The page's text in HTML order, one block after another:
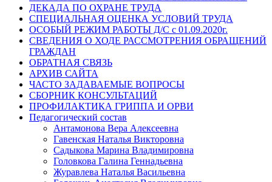
ДЕКАДА ПО ОХРАНЕ ТРУДА
СПЕЦИАЛЬНАЯ ОЦЕНКА УСЛОВИЙ ТРУДА
ОСОБЫЙ РЕЖИМ РАБОТЫ Д/С с 01.09.2020г.
СВЕДЕНИЯ О ХОДЕ РАССМОТРЕНИЯ ОБРАЩЕНИЙ
ГРАЖДАН
ОБРАТНАЯ СВЯЗЬ
АРХИВ САЙТА
ЧАСТО ЗАДАВАЕМЫЕ ВОПРОСЫ
СБОРНИК КОНСУЛЬТАЦИЙ
ПРОФИЛАКТИКА ГРИППА И ОРВИ
Педагогический состав
Антамонова Вера Алексеевна
Гавенская Наталья Викторовна
Садыкова Марина Владимировна
Головкова Галина Геннадьевна
Журавлева Наталья Васильевна